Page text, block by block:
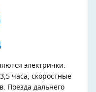
электрички.
часа, скоростные
Поезда дальнего